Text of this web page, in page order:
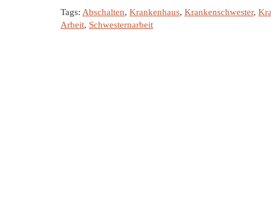
Tags: Abschalten, Krankenhaus, Krankenschwester,
Arbeit, Schwesternarbeit